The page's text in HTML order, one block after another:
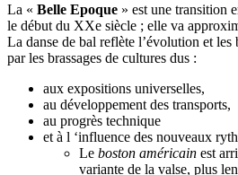
La « Belle Epoque » est une transition
le début du XXe siècle ; elle va
La danse de bal reflète l’évolution et les
par les brassages de cultures dus :
aux expositions universelles,
au développement des transports,
au progrès technique
et à l ‘influence des nouveaux
Le boston américain est
variante de la valse, plus